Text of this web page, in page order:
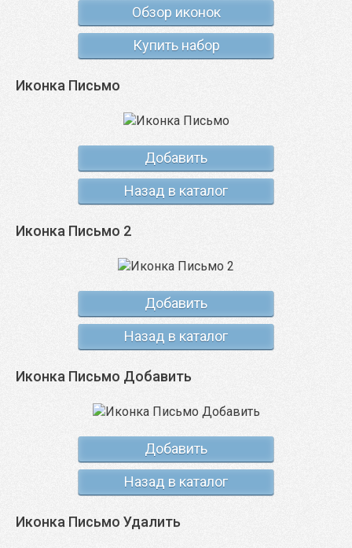
Обзор иконок
Купить набор
Иконка Письмо
Добавить
Назад в каталог
Иконка Письмо 2
Добавить
Назад в каталог
Иконка Письмо Добавить
Добавить
Назад в каталог
Иконка Письмо Удалить